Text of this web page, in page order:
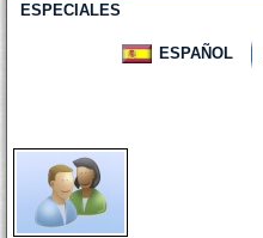
ESPECIALES
ESPAÑOL